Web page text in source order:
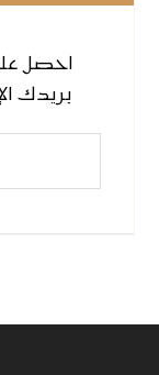
احصل
بريدك